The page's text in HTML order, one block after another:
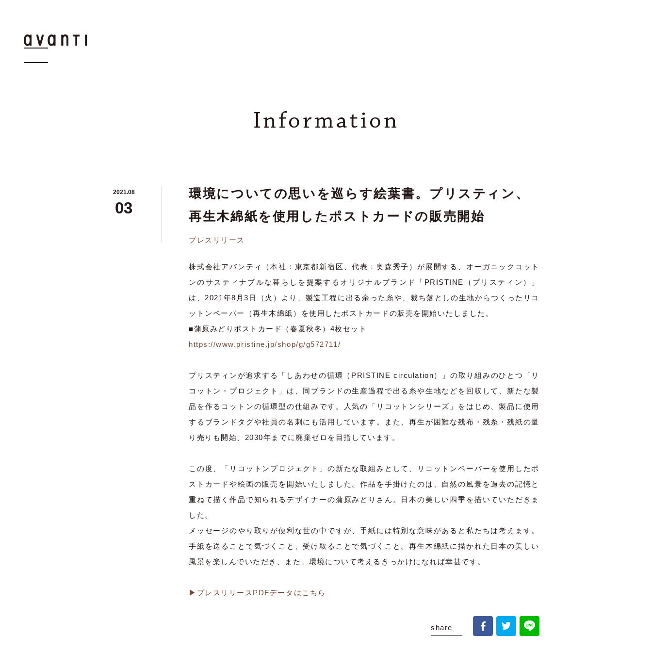
Information
2021.08
03
環境についての思いを巡らす絵葉書。プリスティン、
再生木綿紙を使用したポストカードの販売開始
プレスリリース
株式会社アバンティ（本社：東京都新宿区、代表：奥森秀子）が展開する、オーガニックコット
ンのサスティナブルな暮らしを提案するオリジナルブランド「PRISTINE（プリスティン）」
は、2021年8月3日（火）より、製造工程に出る余った糸や、裁ち落としの生地からつくったリコ
ットンペーパー（再生木綿紙）を使用したポストカードの販売を開始いたしました。
■蒲原みどりポストカード（春夏秋冬）4枚セット
https://www.pristine.jp/shop/g/g572711/
プリスティンが追求する「しあわせの循環（PRISTINE circulation）」の取り組みのひとつ「リ
コットン・プロジェクト」は、同ブランドの生産過程で出る糸や生地などを回収して、新たな製
品を作るコットンの循環型の仕組みです。人気の「リコットンシリーズ」をはじめ、製品に使用
するブランドタグや社員の名刺にも活用しています。また、再生が困難な残布・残糸・残紙の量
り売りも開始、2030年までに廃棄ゼロを目指しています。
この度、「リコットンプロジェクト」の新たな取組みとして、リコットンペーパーを使用したポ
ストカードや絵画の販売を開始いたしました。作品を手掛けたのは、自然の風景を過去の記憶と
重ねて描く作品で知られるデザイナーの蒲原みどりさん。日本の美しい四季を描いていただきま
した。
メッセージのやり取りが便利な世の中ですが、手紙には特別な意味があると私たちは考えます。
手紙を送ることで気づくこと、受け取ることで気づくこと。再生木綿紙に描かれた日本の美しい
風景を楽しんでいただき、また、環境について考えるきっかけになれば幸甚です。
▶プレスリリースPDFデータはこちら
share